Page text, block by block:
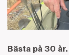
Bästa på 30 år.